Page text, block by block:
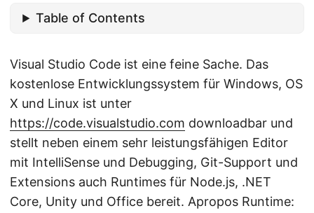
Table of Contents
Visual Studio Code ist eine feine Sache. Das
kostenlose Entwicklungssystem für Windows, OS
X und Linux ist unter
https://code.visualstudio.com downloadbar und
stellt neben einem sehr leistungsfähigen Editor
mit IntelliSense und Debugging, Git-Support und
Extensions auch Runtimes für Node.js, .NET
Core, Unity und Office bereit. Apropos Runtime: